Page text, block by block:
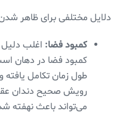
دلایل مختلفی برای ظاهر
کمبود فضا: اغلب
کمبود فضا در دهان
طول زمان تکامل
رویش صحیح دندان
می‌تواند باعث نهفته